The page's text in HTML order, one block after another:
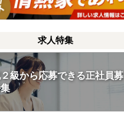
求人特集
級から応募できる正社員募